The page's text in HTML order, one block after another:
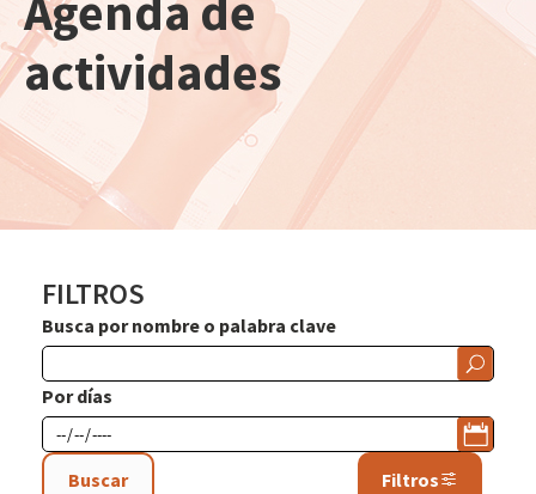
actividades
FILTROS
Busca por nombre o palabra clave
Por días
Buscar
Filtros